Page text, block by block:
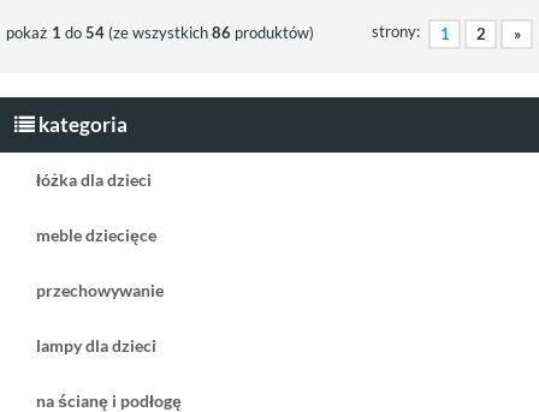
pokaż 1 do54 (ze wszystkich86 produktów) strony: 1 2 »
kategoria
łóżka dla dzieci
meble dziecięce
przechowywanie
lampy dla dzieci
na ścianę i podłogę